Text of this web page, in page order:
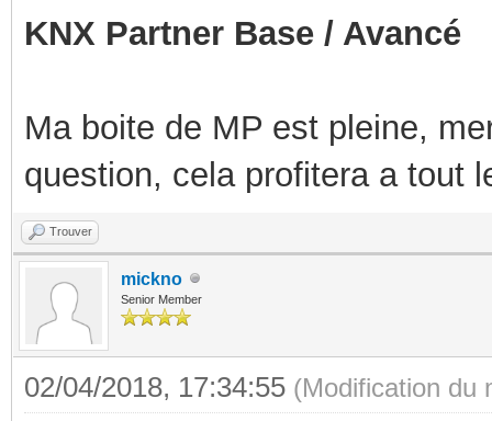
KNX Partner Base / Avancé
Ma boite de MP est pleine,
question, cela profitera a tout
Trouver
mickno
Senior Member
02/04/2018, 17:34:55 (Modification du